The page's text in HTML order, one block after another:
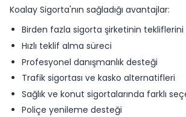
Koalay Sigorta'nın sağladığı avantajlar:
Birden fazla sigorta şirketinin tekliflerini
Hızlı teklif alma süreci
Profesyonel danışmanlık desteği
Trafik sigortası ve kasko alternatifleri
Sağlık ve konut sigortalarında farklı
Poliçe yenileme desteği